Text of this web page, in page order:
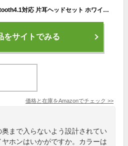
バッファローBUFFALO Bluetooth4.1対応 片耳ヘッドセット ホワイト BSHSBE205WH
をサイトでみる
価格と在庫をAmazonでチェック >>
まで入らないよう設計されてい
ホンはいかがですか。カラーは